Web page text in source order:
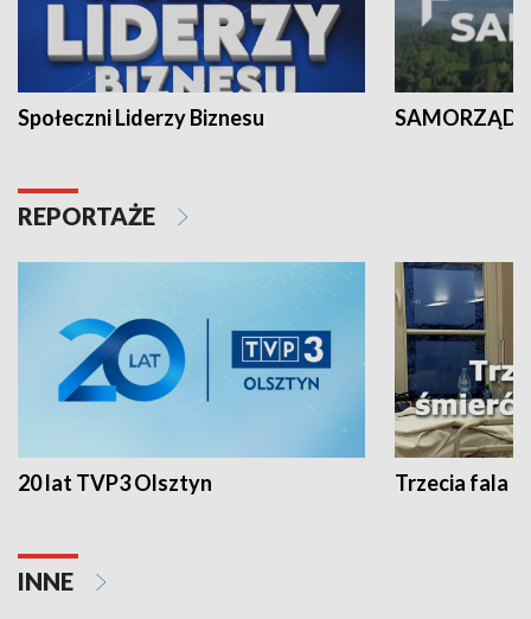
Społeczni Liderzy Biznesu SAMORZĄD
REPORTAŻE
20 lat TVP3 Olsztyn Trzecia fala -
INNE